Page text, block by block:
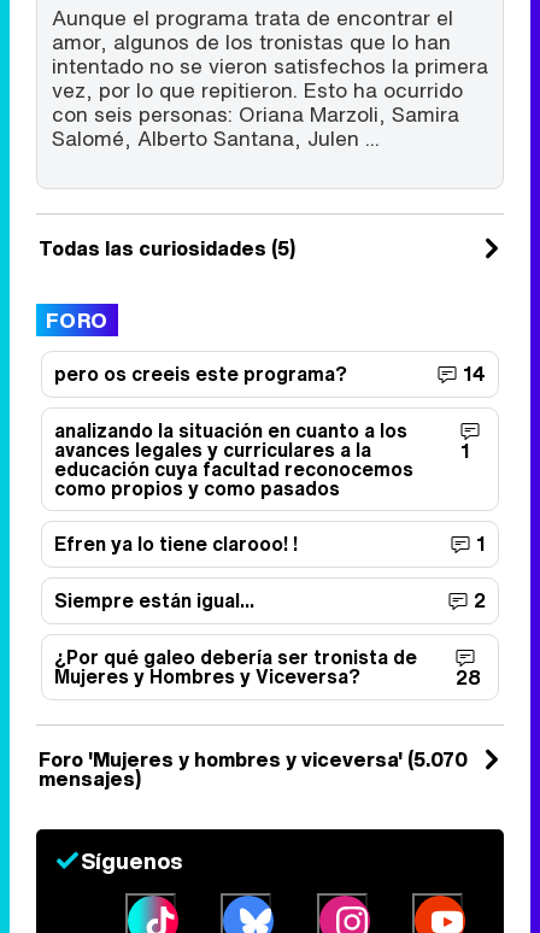
Aunque el programa trata de encontrar el
amor, algunos de los tronistas que lo han
intentado no se vieron satisfechos la primera
vez, por lo que repitieron. Esto ha ocurrido
con seis personas: Oriana Marzoli, Samira
Salomé, Alberto Santana, Julen ...
Todas las curiosidades (5)
FORO
pero os creeis este programa?
14
analizando la situación en cuanto a los
avances legales y curriculares a la
educación cuya facultad reconocemos
como propios y como pasados
1
Efren ya lo tiene clarooo! !
1
Siempre están igual...
2
¿Por qué galeo debería ser tronista de
Mujeres y Hombres y Viceversa? 28
Foro 'Mujeres y hombres y viceversa' (5.070
mensajes)
Síguenos